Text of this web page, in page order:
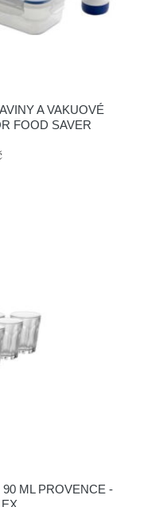
A VAKUOVÉ
FOOD SAVER
ML PROVENCE -